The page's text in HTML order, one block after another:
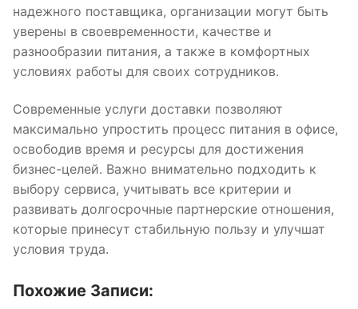
надежного поставщика, организации могут быть
уверены в своевременности, качестве и
разнообразии питания, а также в комфортных
условиях работы для своих сотрудников.
Современные услуги доставки позволяют
максимально упростить процесс питания в офисе,
освободив время и ресурсы для достижения
бизнес-целей. Важно внимательно подходить к
выбору сервиса, учитывать все критерии и
развивать долгосрочные партнерские отношения,
которые принесут стабильную пользу и улучшат
условия труда.
Похожие Записи: